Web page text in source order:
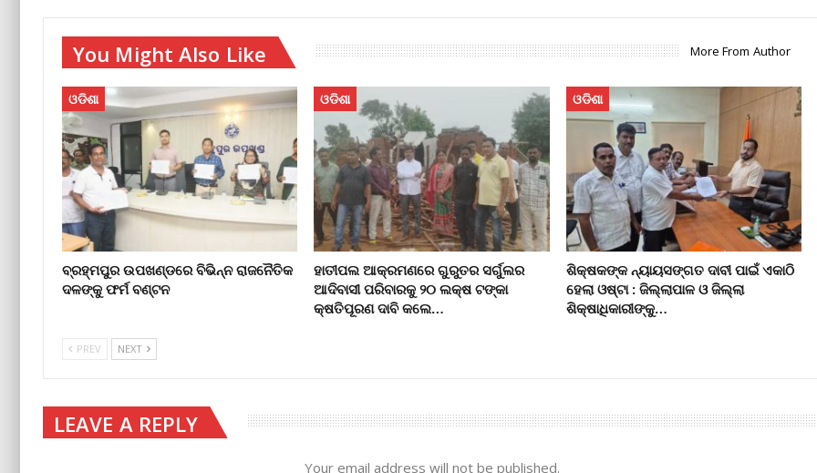
You Might Also Like More From Author
ଓଡିଶା
ବ୍ରହ୍ମପୁର ଉପଖଣ୍ଡରେ ବିଭିନ୍ନ ରାଜନୈତିକ
ଦଳଙ୍କୁ ଫର୍ମ ବଣ୍ଟନ
ଓଡିଶା
ହାତୀପଲ ଆକ୍ରମଣରେ ଗୁରୁତର ସର୍ଗୁଲର
ଆଦିବାସୀ ପରିବାରକୁ ୨୦ ଲକ୍ଷ ଟଙ୍କା
କ୍ଷତିପୂରଣ ଦାବି କଲେ…
ଓଡିଶା
ଶିକ୍ଷକଙ୍କ ନ୍ୟାୟସଙ୍ଗତ ଦାବୀ ପାଇଁ ଏକାଠି
ହେଲା ଓଷ୍ଟା : ଜିଲ୍ଲାପାଳ ଓ ଜିଲ୍ଲା
ଶିକ୍ଷାଧିକାରୀଙ୍କୁ…
PREV NEXT
LEAVE A REPLY
Your email address will not be published.